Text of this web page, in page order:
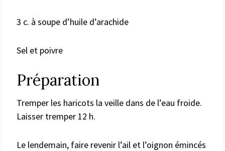
3 c. à soupe d’huile d’arachide
Sel et poivre
Préparation
Tremper les haricots la veille dans de l’eau froide.
Laisser tremper 12 h.
Le lendemain, faire revenir l’ail et l’oignon émincés